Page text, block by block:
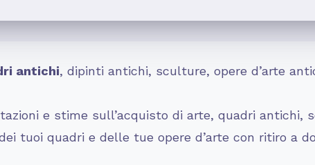
antichi, dipinti antichi, sculture, opere d’arte
e stime sull’acquisto di arte, quadri antichi,
tuoi quadri e delle tue opere d’arte con ritiro a